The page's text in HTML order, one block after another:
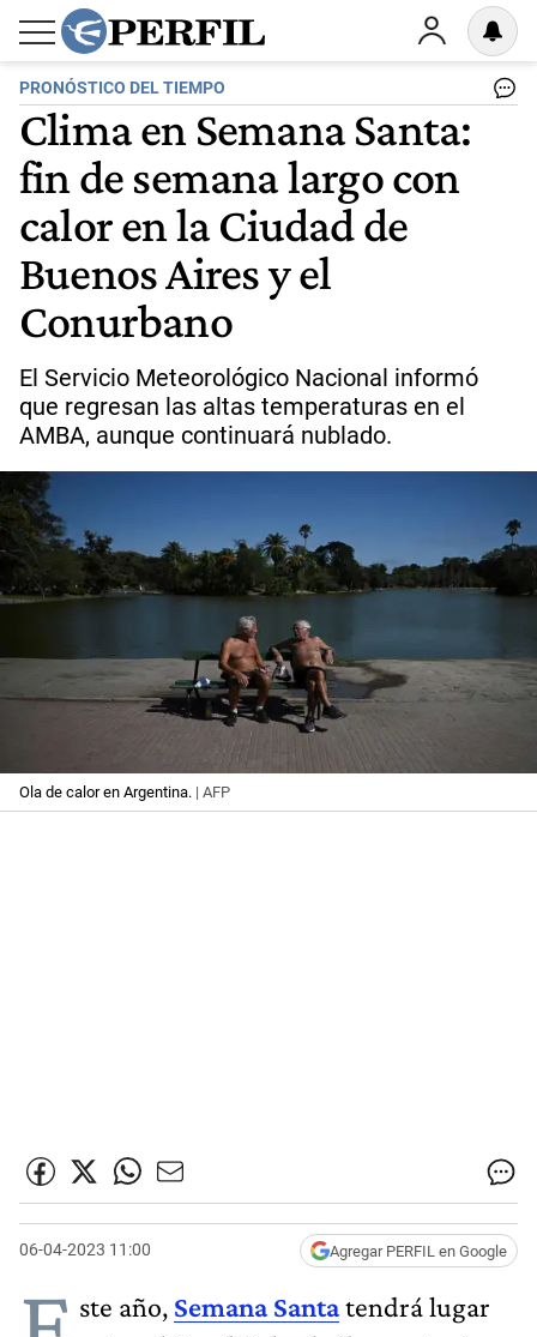
PRONÓSTICO DEL TIEMPO
Clima en Semana Santa:
fin de semana largo con
calor en la Ciudad de
Buenos Aires y el
Conurbano
El Servicio Meteorológico Nacional informó
que regresan las altas temperaturas en el
AMBA, aunque continuará nublado.
Ola de calor en Argentina. | AFP
06-04-2023 11:00 Agregar PERFIL en Google
ste año, Semana Santatendrá lugar